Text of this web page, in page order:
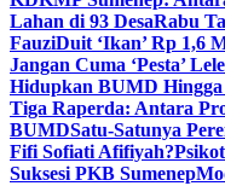
Lahan di 93 DesaRabu
FauziDuit ‘Ikan’ Rp 1,6
Jangan Cuma ‘Pesta’
Hidupkan BUMD Hingga
Tiga Raperda: Antara
BUMDSatu-Satunya
Fifi Sofiati Afifiyah?
Suksesi PKB Sumenep